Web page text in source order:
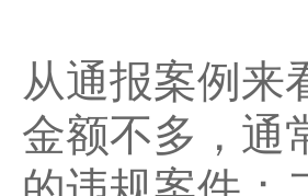
从通报案例来
金额不多，通